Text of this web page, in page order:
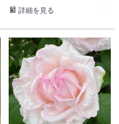
詳細を見る